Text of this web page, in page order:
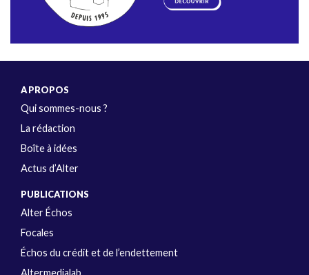
A PROPOS
Qui sommes-nous ?
La rédaction
Boîte à idées
Actus d’Alter
PUBLICATIONS
Alter Échos
Focales
Échos du crédit et de l’endettement